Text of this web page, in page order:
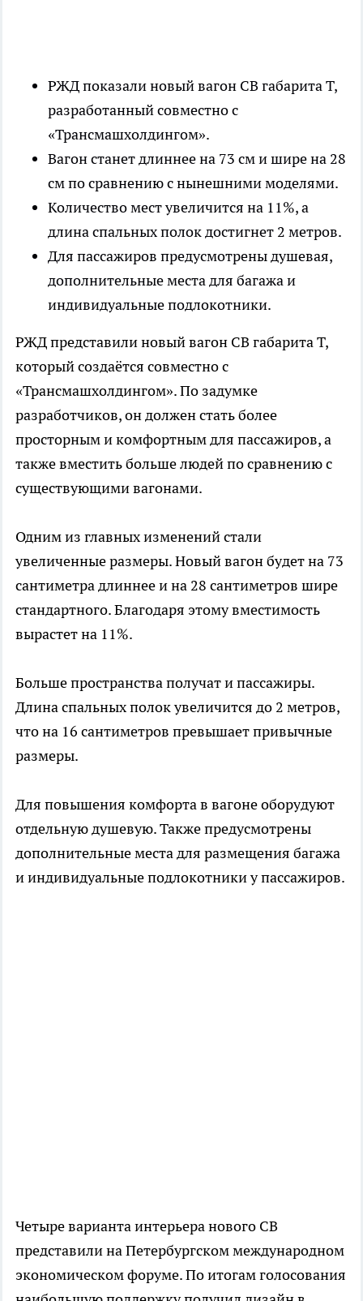
РЖД показали новый вагон СВ габарита Т,
разработанный совместно с
«Трансмашхолдингом».
Вагон станет длиннее на 73 см и шире на 28
см по сравнению с нынешними моделями.
Количество мест увеличится на 11%, а
длина спальных полок достигнет 2 метров.
Для пассажиров предусмотрены душевая,
дополнительные места для багажа и
индивидуальные подлокотники.
РЖД представили новый вагон СВ габарита Т,
который создаётся совместно с
«Трансмашхолдингом». По задумке
разработчиков, он должен стать более
просторным и комфортным для пассажиров, а
также вместить больше людей по сравнению с
существующими вагонами.
Одним из главных изменений стали
увеличенные размеры. Новый вагон будет на 73
сантиметра длиннее и на 28 сантиметров шире
стандартного. Благодаря этому вместимость
вырастет на 11%.
Больше пространства получат и пассажиры.
Длина спальных полок увеличится до 2 метров,
что на 16 сантиметров превышает привычные
размеры.
Для повышения комфорта в вагоне оборудуют
отдельную душевую. Также предусмотрены
дополнительные места для размещения багажа
и индивидуальные подлокотники у пассажиров.
Четыре варианта интерьера нового СВ
представили на Петербургском международном
экономическом форуме. По итогам голосования